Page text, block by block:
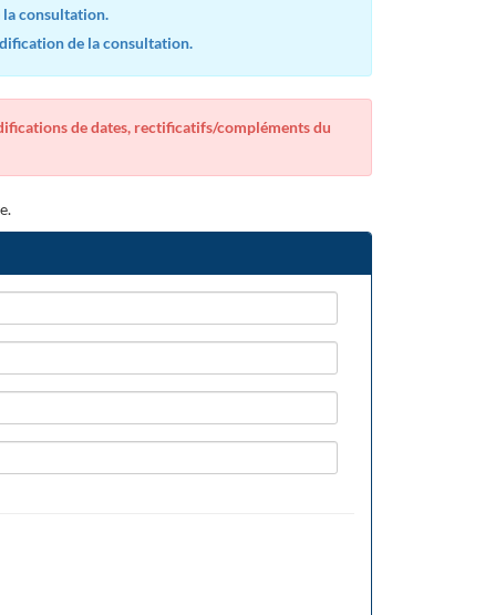
la consultation.
de la consultation.
de dates, rectificatifs/compléments du